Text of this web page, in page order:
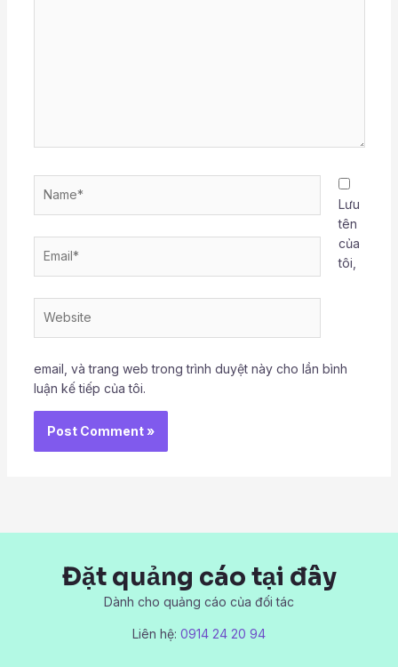
Lưu
tên
của
tôi,
email, và trang web trong trình duyệt này cho lần bình
luận kế tiếp của tôi.
Đặt quảng cáo tại đây
Dành cho quảng cáo của đối tác
Liên hệ: 0914 24 20 94